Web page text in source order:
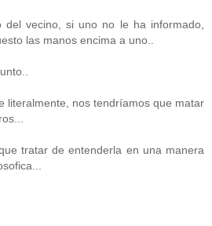
del vecino, si uno no le ha informado,
las manos encima a uno..
literalmente, nos tendríamos que matar
tratar de entenderla en una manera